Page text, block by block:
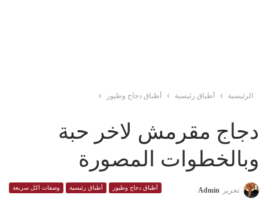
الرئيسية أطباق رئيسية أطباق دجاج وطيور
دجاج مقرمش لاخر حبة
وبالخطوات المصورة
أطباق دجاج وطيور أطباق رئيسية وصفات اكل سريعة تحرير
Admin